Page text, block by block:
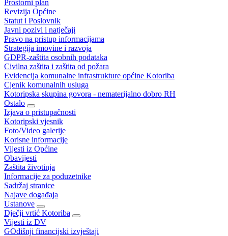
Prostorni plan
Revizija Općine
Statut i Poslovnik
Javni pozivi i natječaji
Pravo na pristup informacijama
Strategija imovine i razvoja
GDPR-zaštita osobnih podataka
Civilna zaštita i zaštita od požara
Evidencija komunalne infrastrukture općine Kotoriba
Cjenik komunalnih usluga
Kotoripska skupina govora - nematerijalno dobro RH
Ostalo
Izjava o pristupačnosti
Kotoripski vjesnik
Foto/Video galerije
Korisne informacije
Vijesti iz Općine
Obavijesti
Zaštita životinja
Informacije za poduzetnike
Sadržaj stranice
Najave događaja
Ustanove
Dječji vrtić Kotoriba
Vijesti iz DV
GOdišnji financijski izvještaji